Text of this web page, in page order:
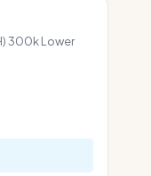
300k Lower